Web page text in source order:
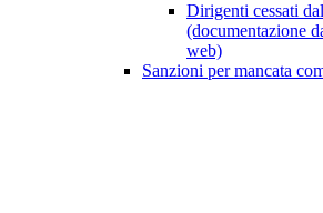
Dirigenti cessati
(documentazione
web)
Sanzioni per mancata